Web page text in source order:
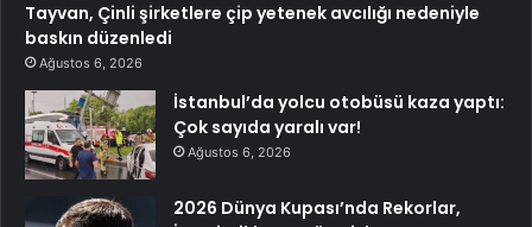
Tayvan, Çinli şirketlere çip yetenek avcılığı nedeniyle
baskın düzenledi
Ağustos 6, 2026
İstanbul’da yolcu otobüsü kaza yaptı:
Çok sayıda yaralı var!
Ağustos 6, 2026
2026 Dünya Kupası’nda Rekorlar,